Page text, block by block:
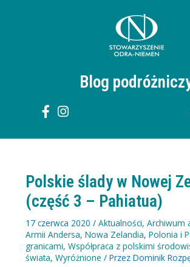
Blog
Polskie ślady w Nowej
(część 3 – Pahiatua)
17 czerwca 2020/Aktualności,Archiwum
Armii Andersa,Nowa Zelandia,Polonia i
granicami,Współpraca z polskimi
świata,Wyróżnione / PrzezDominik